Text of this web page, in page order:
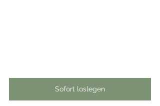
Sofort loslegen